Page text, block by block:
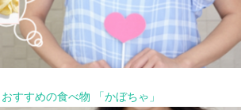
すすめの食べ物 「かぼちゃ」